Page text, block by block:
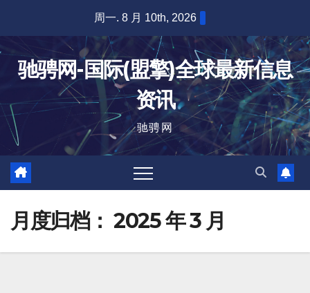
内
周一. 8 月 10th, 2026
驰骋网-国际(盟擎)全球最新信息
资讯
驰骋网
月度归档： 2025 年 3 月